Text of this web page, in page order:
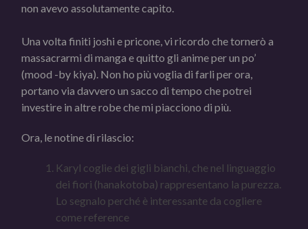
non avevo assolutamente capito.
Una volta finiti joshi e pricone, vi ricordo che tornerò a
massacrarmi di manga e quitto gli anime per un po’
(mood -by kiya). Non ho più voglia di farli per ora,
portano via davvero un sacco di tempo che potrei
investire in altre robe che mi piacciono di più.
Ora, le notine di rilascio:
Karyl coglie dei gigli bianchi, che nel linguaggio
dei fiori (hanakotoba) rappresentano la purezza.
Lo segnalo perché è interessante da cogliere
come reference